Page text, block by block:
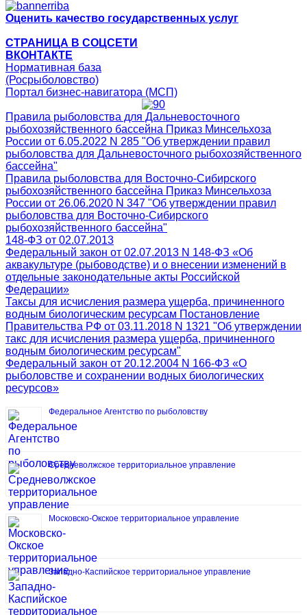
Оценить качество государственных услуг
СТРАНИЦА В СОЦСЕТИ
ВКОНТАКТЕ
Нормативная база
(Росрыболовство)
Портал бизнес-навигатора (МСП)
Правила рыболовства для Дальневосточного
рыбохозяйственного бассейна Приказ Минсельхоза
России от 6.05.2022 N 285 "Об утверждении правил
рыболовства для Дальневосточного рыбохозяйственного
бассейна"
Правила рыболовства для Восточно-Сибирского
рыбохозяйственного бассейна Приказ Минсельхоза
России от 26.06.2020 N 347 "Об утверждении правил
рыболовства для Восточно-Сибирского
рыбохозяйственного бассейна"
148-ФЗ от 02.07.2013
Федеральный закон от 02.07.2013 N 148-ФЗ «Об
аквакультуре (рыбоводстве) и о внесении изменений в
отдельные законодательные акты Российской
Федерации»
Таксы для исчисления размера ущерба, причиненного
водным биологическим ресурсам Постановление
Правительства РФ от 03.11.2018 N 1321 "Об утверждении
такс для исчисления размера ущерба, причиненного
водным биологическим ресурсам"
Федеральный закон от 20.12.2004 N 166-ФЗ «О
рыболовстве и сохранении водных биологических
ресурсов»
Федеральное Агентство по рыболовству
Средневолжское территориальное управление
Московско-Окское территориальное управление
Западно-Каспийское территориальное управление